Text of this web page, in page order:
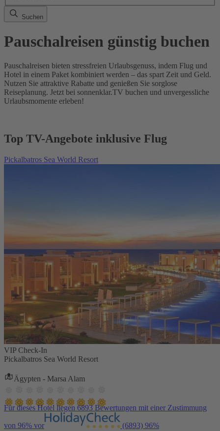
Suchen
Pauschalreisen günstig buchen
Pauschalreisen bieten stressfreien Urlaubsgenuss, indem Flug und
Hotel in einem Paket kombiniert werden – das spart Zeit und Geld.
Nutzen Sie attraktive Rabatte und genießen Sie sorglose
Reiseplanung. Jetzt bei sonnenklar.TV buchen und unvergessliche
Urlaubsmomente erleben!
Top TV-Angebote inklusive Flug
Pickalbatros Sea World Resort
VIP Check-In
Pickalbatros Sea World Resort
Ägypten - Marsa Alam
Für dieses Hotel liegen 6893 Bewertungen mit einer Zustimmung
von 96% vor (6893) 96%